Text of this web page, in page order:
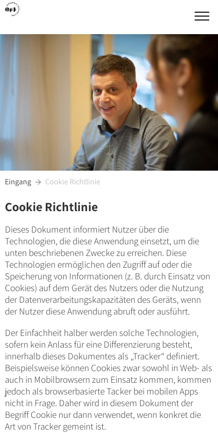
Eingang  Cookie Richtlinie
Cookie Richtlinie
Dieses Dokument informiert Nutzer über die
Technologien, die diese Anwendung einsetzt, um die
unten beschriebenen Zwecke zu erreichen. Diese
Technologien ermöglichen den Zugriff auf oder die
Speicherung von Informationen (z. B. durch Einsatz von
Cookies) auf dem Gerät des Nutzers oder die Nutzung
der Datenverarbeitungskapazitäten des Geräts, wenn
der Nutzer diese Anwendung abruft oder ausführt.
Der Einfachheit halber werden solche Technologien,
sofern kein Anlass für eine Differenzierung besteht,
innerhalb dieses Dokumentes als „Tracker“ definiert.
Beispielsweise können Cookies zwar sowohl in Web- als
auch in Mobilbrowsern zum Einsatz kommen, kommen
jedoch als browserbasierte Tacker bei mobilen Apps
nicht in Frage. Daher wird in diesem Dokument der
Begriff Cookie nur dann verwendet, wenn konkret die
Art von Tracker gemeint ist.